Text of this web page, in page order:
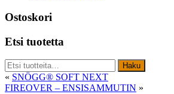
Ostoskori
Etsi tuotetta
Etsi: Haku
« SNÖGG® SOFT NEXT
FIREOVER – ENSISAMMUTIN »